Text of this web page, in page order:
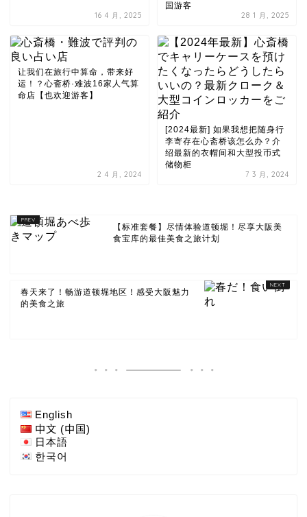
16 4 月, 2025
国游客
28 1 月, 2025
让我们在旅行中算命，带来好
运！？心斋桥·难波16家人气算
命店【也欢迎游客】
2 4 月, 2024
[2024最新] 如果我想把随身行
李寄存在心斋桥该怎么办？介
绍最新的衣帽间和大型投币式
储物柜
7 3 月, 2024
【标准套餐】尽情体验道顿堀！尽享大阪美
食宝库的最佳美食之旅计划
春天来了！畅游道顿堀地区！感受大阪魅力
的美食之旅
English
中文 (中国)
日本語
한국어